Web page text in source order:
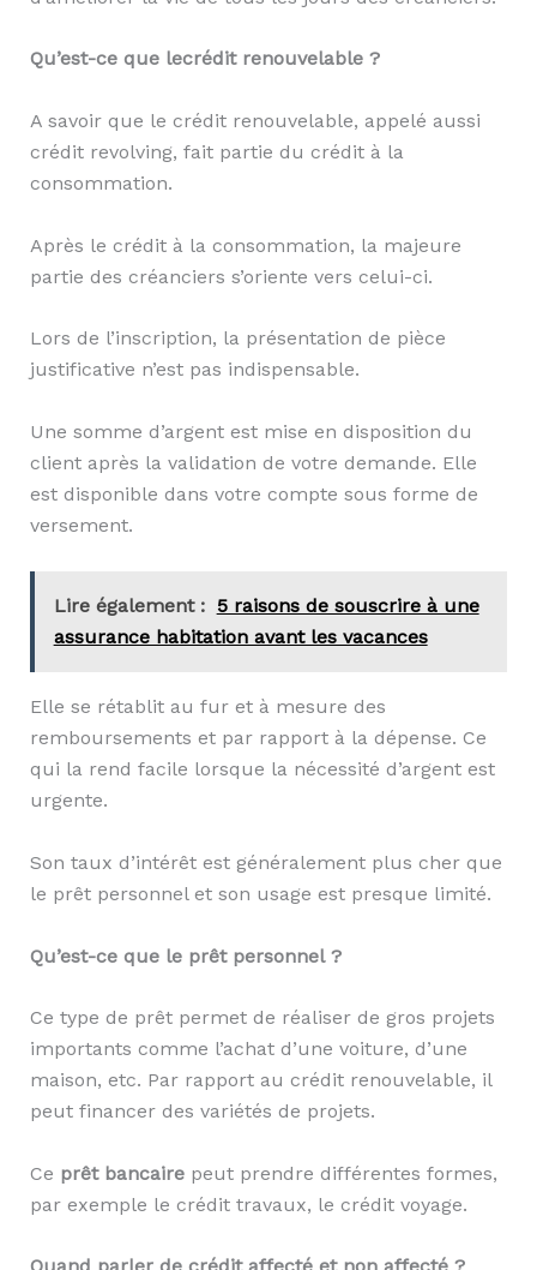
Qu’est-ce que lecrédit renouvelable ?
A savoir que le crédit renouvelable, appelé aussi
crédit revolving, fait partie du crédit à la
consommation.
Après le crédit à la consommation, la majeure
partie des créanciers s’oriente vers celui-ci.
Lors de l’inscription, la présentation de pièce
justificative n’est pas indispensable.
Une somme d’argent est mise en disposition du
client après la validation de votre demande. Elle
est disponible dans votre compte sous forme de
versement.
Lire également : 5 raisons de souscrire à une
assurance habitation avant les vacances
Elle se rétablit au fur et à mesure des
remboursements et par rapport à la dépense. Ce
qui la rend facile lorsque la nécessité d’argent est
urgente.
Son taux d’intérêt est généralement plus cher que
le prêt personnel et son usage est presque limité.
Qu’est-ce que le prêt personnel ?
Ce type de prêt permet de réaliser de gros projets
importants comme l’achat d’une voiture, d’une
maison, etc. Par rapport au crédit renouvelable, il
peut financer des variétés de projets.
Ce prêt bancairepeut prendre différentes formes,
par exemple le crédit travaux, le crédit voyage.